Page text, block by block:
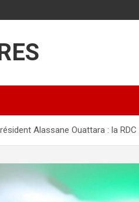
Alassane Ouattara : la